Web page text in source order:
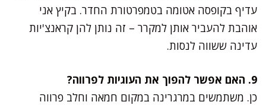
עדיף בקופסה אטומה בטמפרטורת החדר. בקיץ אני
אוהבת להעביר אותן למקרר – זה נותן להן קראנצ'יות
עדינה ששווה לנסות.
9. האם אפשר להפוך את העוגיות לפרווה?
כן. משתמשים במרגרינה במקום חמאה וחלב פרווה